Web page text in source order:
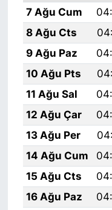
7 Ağu Cum
8 Ağu Cts
9 Ağu Paz
10 Ağu Pts
11 Ağu Sal
12 Ağu Çar
13 Ağu Per
14 Ağu Cum
15 Ağu Cts
16 Ağu Paz